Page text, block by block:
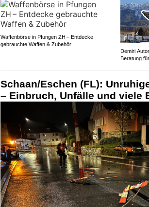
Waffenbörse in Pfungen ZH – Entdecke
gebrauchte Waffen & Zubehör
Demiri
Beratung
Schaan/Eschen (FL):
– Einbruch, Unfälle und viele